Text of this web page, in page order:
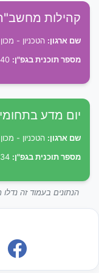
קהילות
שם ארגון: הטכניון - מכון
מספר תוכנית בגפ"ן:
יום מדע
שם ארגון: הטכניון - מכון
מספר תוכנית בגפ"ן:
הנתונים בעמוד זה